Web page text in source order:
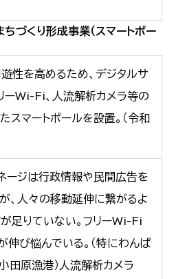
づくり形成事業（スマートポー
性を高めるため、デジタルサ
ーWi-Fi、人流解析カメラ等の
スマートポールを設置。（令和
ージは行政情報や民間広告を
、人々の移動延伸に繋がるよ
足りていない。フリーWi-Fi
伸び悩んでいる。（特にわんぱ
田原漁港）人流解析カメラ